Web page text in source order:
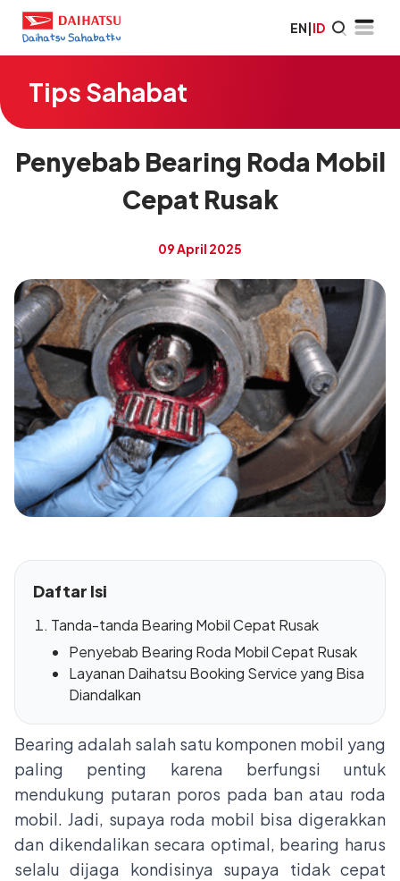
EN|ID
Tips Sahabat
Penyebab Bearing Roda Mobil
Cepat Rusak
09 April 2025
Daftar Isi
Tanda-tanda Bearing Mobil Cepat Rusak
Penyebab Bearing Roda Mobil Cepat Rusak
Layanan Daihatsu Booking Service yang Bisa
Diandalkan
Bearing adalah salah satu komponen mobil yang
paling penting karena berfungsi untuk
mendukung putaran poros pada ban atau roda
mobil. Jadi, supaya roda mobil bisa digerakkan
dan dikendalikan secara optimal, bearing harus
selalu dijaga kondisinya supaya tidak cepat